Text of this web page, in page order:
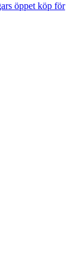
öppet köp för